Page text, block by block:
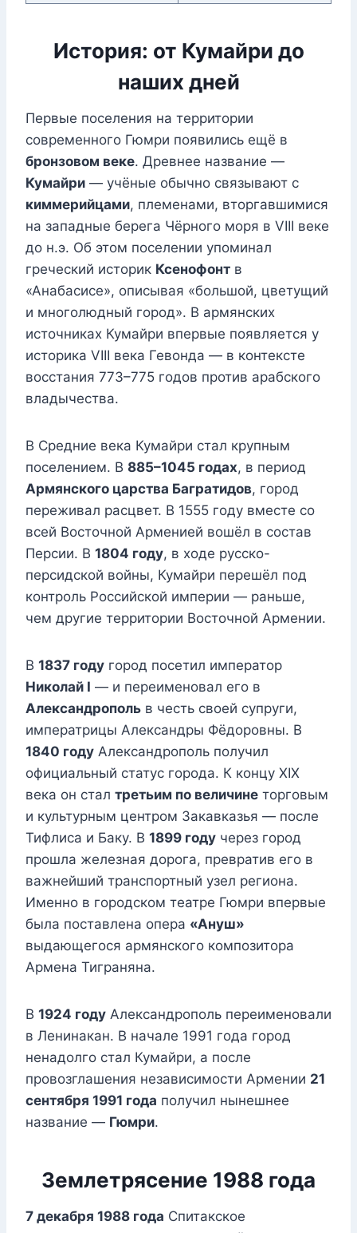
История: от Кумайри до
наших дней
Первые поселения на территории
современного Гюмри появились ещё в
бронзовом веке. Древнее название —
Кумайри — учёные обычно связывают с
киммерийцами, племенами, вторгавшимися
на западные берега Чёрного моря в VIII веке
до н.э. Об этом поселении упоминал
греческий историк Ксенофонт в
«Анабасисе», описывая «большой, цветущий
и многолюдный город». В армянских
источниках Кумайри впервые появляется у
историка VIII века Гевонда — в контексте
восстания 773–775 годов против арабского
владычества.
В Средние века Кумайри стал крупным
поселением. В 885–1045 годах, в период
Армянского царства Багратидов, город
переживал расцвет. В 1555 году вместе со
всей Восточной Арменией вошёл в состав
Персии. В 1804 году, в ходе русско-
персидской войны, Кумайри перешёл под
контроль Российской империи — раньше,
чем другие территории Восточной Армении.
В 1837 году город посетил император
Николай I — и переименовал его в
Александрополь в честь своей супруги,
императрицы Александры Фёдоровны. В
1840 году Александрополь получил
официальный статус города. К концу XIX
века он стал третьим по величине торговым
и культурным центром Закавказья — после
Тифлиса и Баку. В 1899 году через город
прошла железная дорога, превратив его в
важнейший транспортный узел региона.
Именно в городском театре Гюмри впервые
была поставлена опера «Ануш»
выдающегося армянского композитора
Армена Тиграняна.
В 1924 году Александрополь переименовали
в Ленинакан. В начале 1991 года город
ненадолго стал Кумайри, а после
провозглашения независимости Армении 21
сентября 1991 года получил нынешнее
название — Гюмри.
Землетрясение 1988 года
7 декабря 1988 года Спитакское